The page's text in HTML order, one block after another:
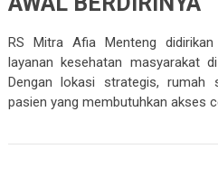
RS Mitra Afia Menteng
layanan kesehatan masyarakat
Dengan lokasi strategis, rumah
pasien yang membutuhkan akses